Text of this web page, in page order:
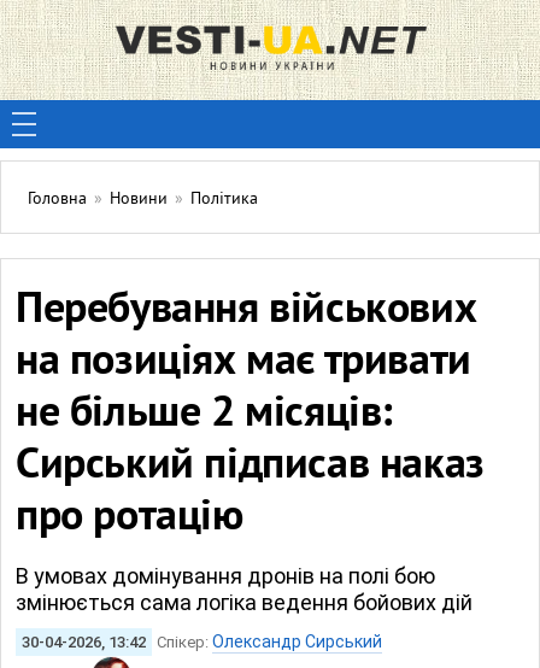
Головна » Новини » Політика
Перебування військових
на позиціях має тривати
не більше 2 місяців:
Сирський підписав наказ
про ротацію
В умовах домінування дронів на полі бою
змінюється сама логіка ведення бойових дій
30-04-2026, 13:42 Спікер: Олександр Сирський